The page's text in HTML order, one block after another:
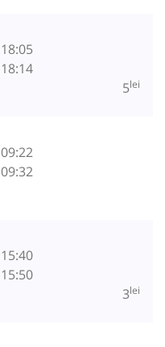
18:05
18:14
5lei
09:22
09:32
15:40
15:50
3lei